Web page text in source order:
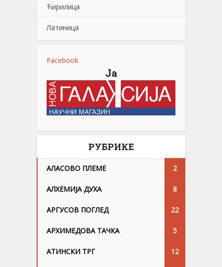
Ћирилица
Латиница
Facebook
Ја
РУБРИКЕ
АЛАСОВО ПЛЕМЕ 2
АЛХЕМИЈА ДУХА 8
АРГУСОВ ПОГЛЕД 22
АРХИМЕДОВА ТАЧКА 5
АТИНСКИ ТРГ 12